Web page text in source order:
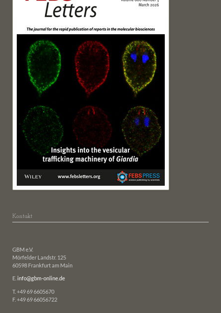
Kontakt
GBM e.V.
Mörfelder Landstr. 125
60598 Frankfurt am Main
E. info@gbm-online.de
T. +49 69 6605670
F. +49 69 66056722